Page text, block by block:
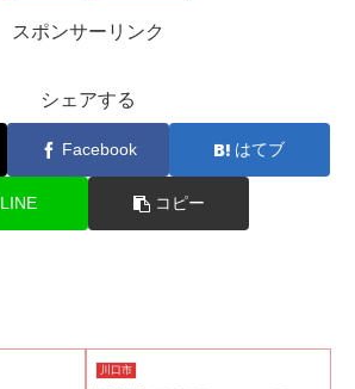
スポンサーリンク
シェアする
Facebook はてブ
LINE コピー
川口市